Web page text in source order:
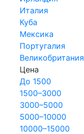
Италия
Куба
Мексика
Португалия
Великобритания
Цена
До 1500
1500–3000
3000–5000
5000–10000
10000–15000